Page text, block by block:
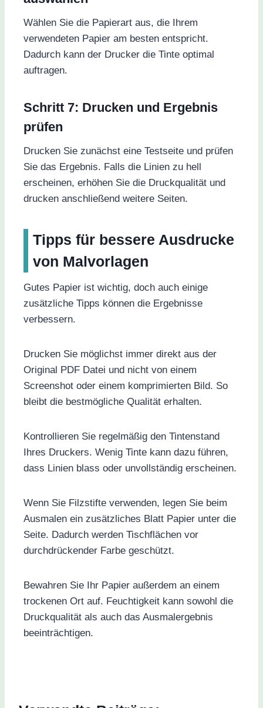
Wählen Sie die Papierart aus, die Ihrem
verwendeten Papier am besten entspricht.
Dadurch kann der Drucker die Tinte optimal
auftragen.
Schritt 7: Drucken und Ergebnis
prüfen
Drucken Sie zunächst eine Testseite und prüfen
Sie das Ergebnis. Falls die Linien zu hell
erscheinen, erhöhen Sie die Druckqualität und
drucken anschließend weitere Seiten.
Tipps für bessere Ausdrucke
von Malvorlagen
Gutes Papier ist wichtig, doch auch einige
zusätzliche Tipps können die Ergebnisse
verbessern.
Drucken Sie möglichst immer direkt aus der
Original PDF Datei und nicht von einem
Screenshot oder einem komprimierten Bild. So
bleibt die bestmögliche Qualität erhalten.
Kontrollieren Sie regelmäßig den Tintenstand
Ihres Druckers. Wenig Tinte kann dazu führen,
dass Linien blass oder unvollständig erscheinen.
Wenn Sie Filzstifte verwenden, legen Sie beim
Ausmalen ein zusätzliches Blatt Papier unter die
Seite. Dadurch werden Tischflächen vor
durchdrückender Farbe geschützt.
Bewahren Sie Ihr Papier außerdem an einem
trockenen Ort auf. Feuchtigkeit kann sowohl die
Druckqualität als auch das Ausmalergebnis
beeinträchtigen.